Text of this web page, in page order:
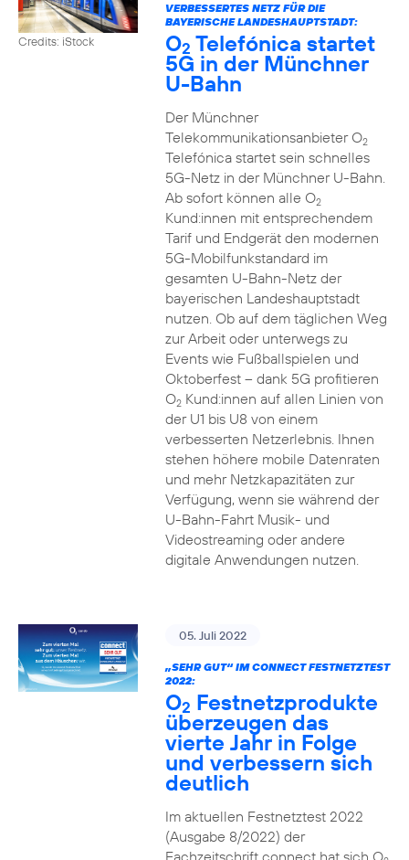
Credits: iStock
VERBESSERTES NETZ FÜR DIE
BAYERISCHE LANDESHAUPTSTADT:
O2 Telefónica startet
5G in der Münchner
U-Bahn
Der Münchner
Telekommunikationsanbieter O2
Telefónica startet sein schnelles
5G-Netz in der Münchner U-Bahn.
Ab sofort können alle O2
Kund:innen mit entsprechendem
Tarif und Endgerät den modernen
5G-Mobilfunkstandard im
gesamten U-Bahn-Netz der
bayerischen Landeshauptstadt
nutzen. Ob auf dem täglichen Weg
zur Arbeit oder unterwegs zu
Events wie Fußballspielen und
Oktoberfest – dank 5G profitieren
O2Kund:innen auf allen Linien von
der U1 bis U8 von einem
verbesserten Netzerlebnis. Ihnen
stehen höhere mobile Datenraten
und mehr Netzkapazitäten zur
Verfügung, wenn sie während der
U-Bahn-Fahrt Musik- und
Videostreaming oder andere
digitale Anwendungen nutzen.
05. Juli 2022
„SEHR GUT“ IM CONNECT FESTNETZTEST
2022:
O2 Festnetzprodukte
überzeugen das
vierte Jahr in Folge
und verbessern sich
deutlich
Im aktuellen Festnetztest 2022
(Ausgabe 8/2022) der
Fachzeitschrift connect hat sich O